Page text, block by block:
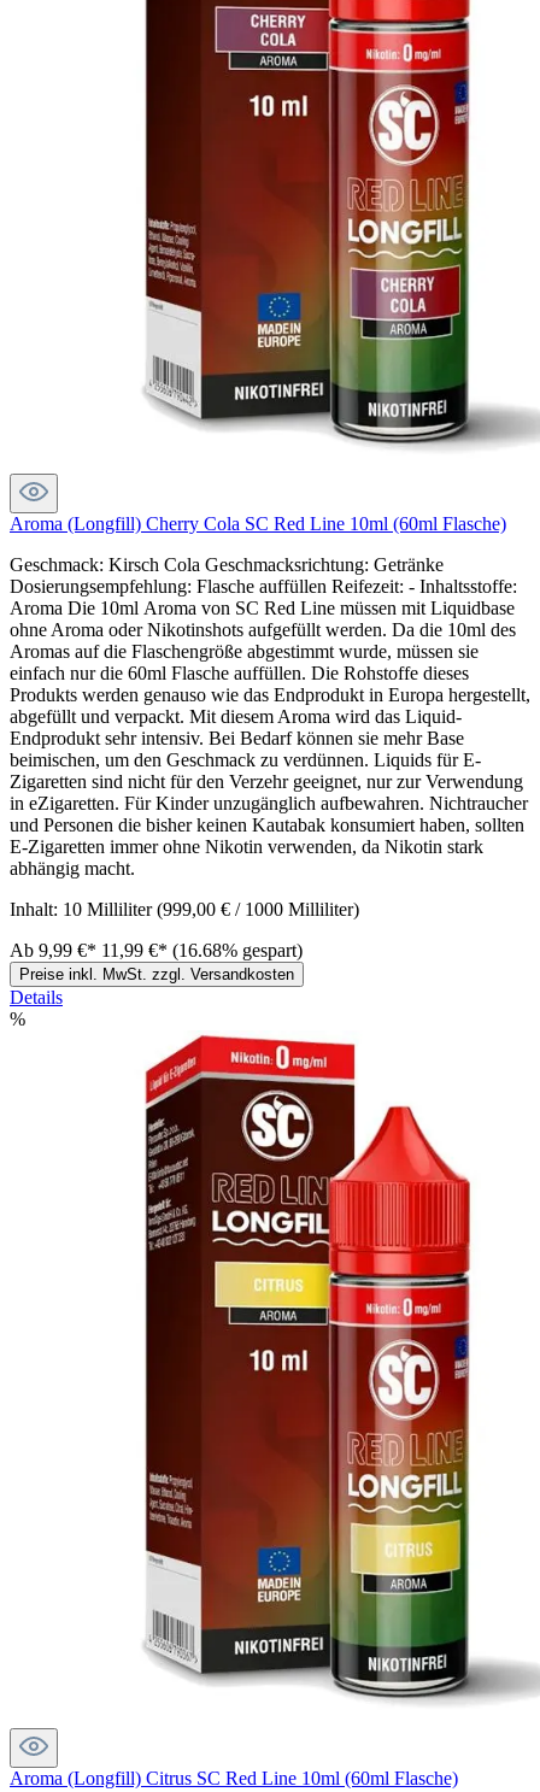
Aroma (Longfill) Cherry Cola SC Red Line 10ml (60ml Flasche)
Geschmack: Kirsch Cola Geschmacksrichtung: Getränke
Dosierungsempfehlung: Flasche auffüllen Reifezeit: - Inhaltsstoffe:
Aroma Die 10ml Aroma von SC Red Line müssen mit Liquidbase
ohne Aroma oder Nikotinshots aufgefüllt werden. Da die 10ml des
Aromas auf die Flaschengröße abgestimmt wurde, müssen sie
einfach nur die 60ml Flasche auffüllen. Die Rohstoffe dieses
Produkts werden genauso wie das Endprodukt in Europa hergestellt,
abgefüllt und verpackt. Mit diesem Aroma wird das Liquid-
Endprodukt sehr intensiv. Bei Bedarf können sie mehr Base
beimischen, um den Geschmack zu verdünnen. Liquids für E-
Zigaretten sind nicht für den Verzehr geeignet, nur zur Verwendung
in eZigaretten. Für Kinder unzugänglich aufbewahren. Nichtraucher
und Personen die bisher keinen Kautabak konsumiert haben, sollten
E-Zigaretten immer ohne Nikotin verwenden, da Nikotin stark
abhängig macht.
Inhalt: 10 Milliliter(999,00 € / 1000 Milliliter)
Ab 9,99 €* 11,99 €* (16.68% gespart)
Preise inkl. MwSt. zzgl. Versandkosten
Details
%
Aroma (Longfill) Citrus SC Red Line 10ml (60ml Flasche)